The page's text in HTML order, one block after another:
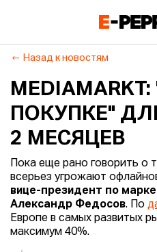
Назад к новостям
ПОКУПКЕ"
2 МЕСЯЦЕВ
Пока еще рано говорить о
всерьез угрожают
вице-президент по
Александр Федосов. По
Европе в самых развитых
максимум 40%.